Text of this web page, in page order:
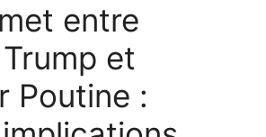
entre
et
Poutine :